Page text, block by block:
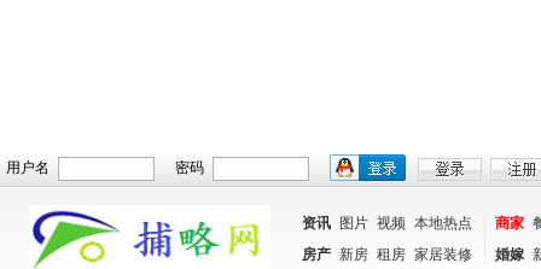
用户名 密码
资讯 图片 视频 本地热点
房产 新房 租房 家居装修
商家
婚嫁